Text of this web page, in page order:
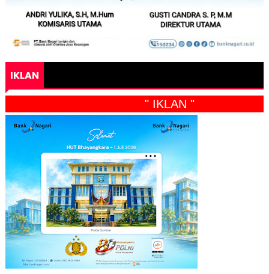
IKLAN
" IKLAN "